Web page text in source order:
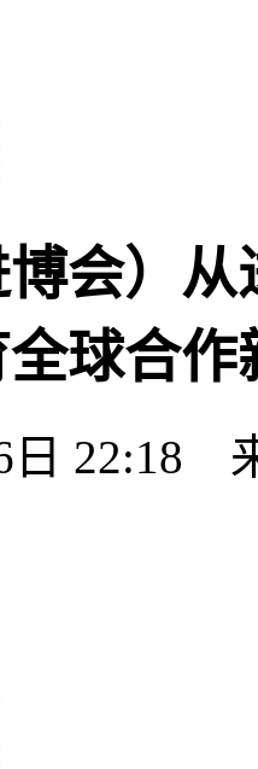
博会）
球合作
日 22:18